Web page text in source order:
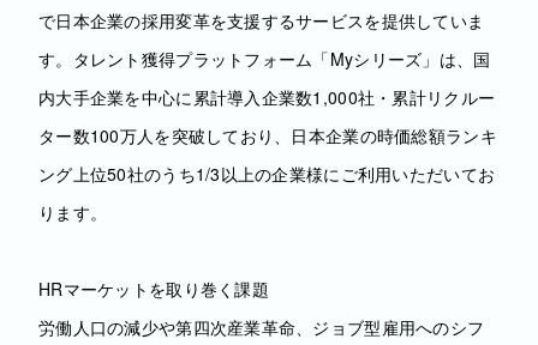
で日本企業の採用変革を支援するサービスを提供していま
す。タレント獲得プラットフォーム「Myシリーズ」は、国
内大手企業を中心に累計導入企業数1,000社・累計リクルー
ター数100万人を突破しており、日本企業の時価総額ランキ
ング上位50社のうち1/3以上の企業様にご利用いただいてお
ります。
HRマーケットを取り巻く課題
労働人口の減少や第四次産業革命、ジョブ型雇用へのシフ